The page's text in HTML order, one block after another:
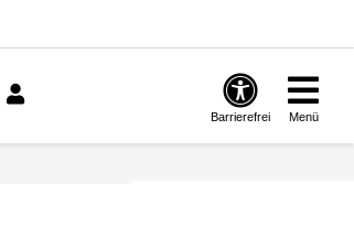
Barrierefrei Menü